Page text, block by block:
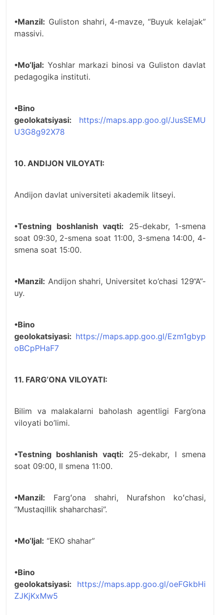
•Manzil: Guliston shahri, 4-mavze, “Buyuk kelajak”
massivi.
•Mo‘ljal: Yoshlar markazi binosi va Guliston davlat
pedagogika instituti.
•Bino
geolokatsiyasi:
https://maps.app.goo.gl/JusSEMU
U3G8g92X78
10. ANDIJON VILOYATI:
Andijon davlat universiteti akademik litseyi.
•Testning boshlanish vaqti: 25-dekabr, 1-smena
soat 09:30, 2-smena soat 11:00, 3-smena 14:00, 4-
smena soat 15:00.
•Manzil: Andijon shahri, Universitet ko’chasi 129‘‘A’’-
uy.
•Bino
geolokatsiyasi: https://maps.app.goo.gl/Ezm1gbyp
oBCpPHaF7
11. FARG’ONA VILOYATI:
Bilim va malakalarni baholash agentligi Farg’ona
viloyati bo’limi.
•Testning boshlanish vaqti: 25-dekabr, I smena
soat 09:00, II smena 11:00.
•Manzil: Fargʻona shahri, Nurafshon koʻchasi,
“Mustaqillik shaharchasi”.
•Mo‘ljal: “EKO shahar”
•Bino
geolokatsiyasi:
https://maps.app.goo.gl/oeFGkbHi
ZJKjKxMw5